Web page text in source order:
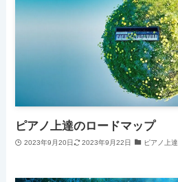
ピアノ上達のロードマップ
2023年9月20日 2023年9月22日 ピアノ上達